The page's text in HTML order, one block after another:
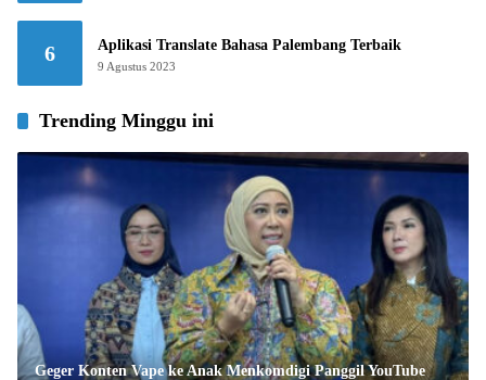
6 Aplikasi Translate Bahasa Palembang Terbaik
9 Agustus 2023
Trending Minggu ini
Geger Konten Vape ke Anak Menkomdigi Panggil YouTube